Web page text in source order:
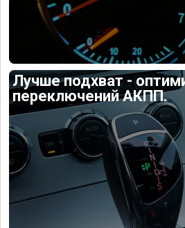
Лучше подхват -
переключений АКПП.